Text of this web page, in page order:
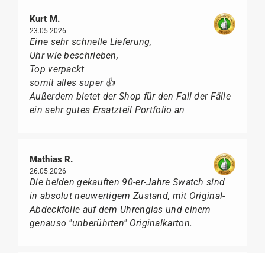
Kurt M.
23.05.2026
Eine sehr schnelle Lieferung,
Uhr wie beschrieben,
Top verpackt
somit alles super 👍
Außerdem bietet der Shop für den Fall der Fälle
ein sehr gutes Ersatzteil Portfolio an
Mathias R.
26.05.2026
Die beiden gekauften 90-er-Jahre Swatch sind
in absolut neuwertigem Zustand, mit Original-
Abdeckfolie auf dem Uhrenglas und einem
genauso "unberührten" Originalkarton.